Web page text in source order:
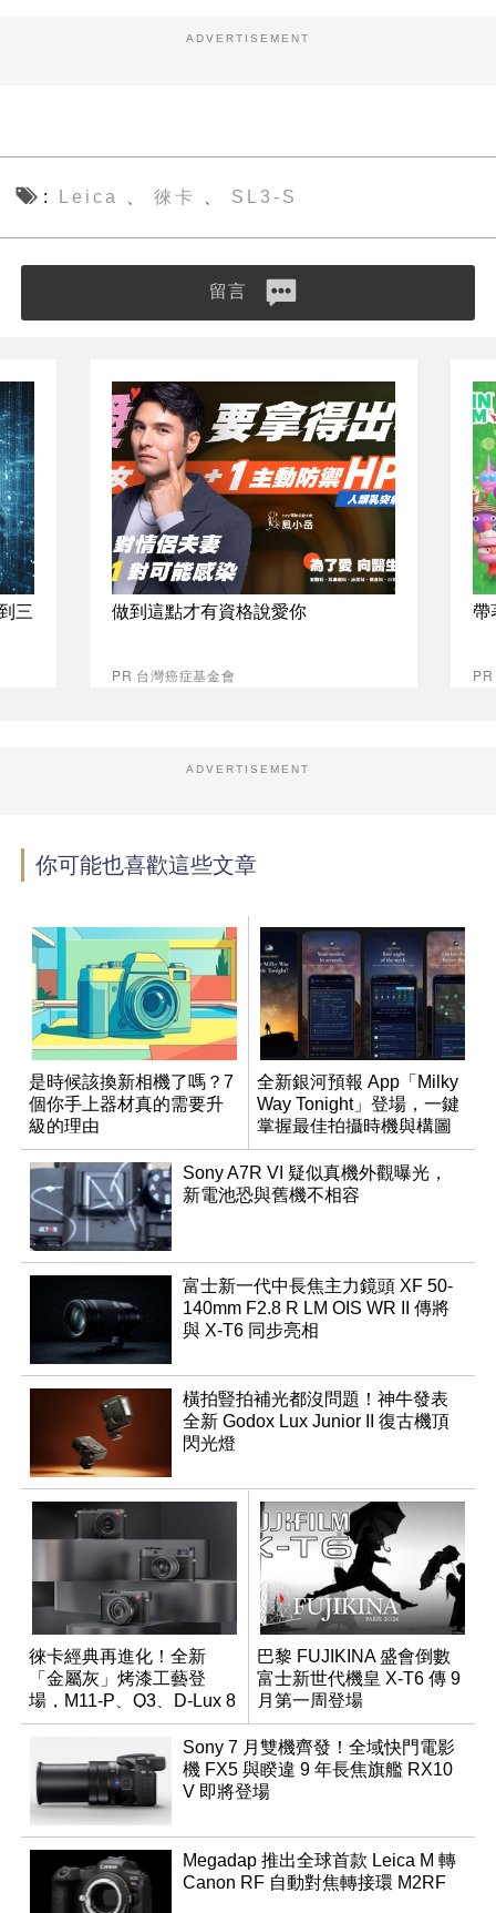
ADVERTISEMENT
Leica 徠卡 SL3-S
留言
三 做到這點才有資格說愛你
PR 台灣癌症基金會
帶
ADVERTISEMENT
你可能也喜歡這些文章
是時候該換新相機了嗎？7
個你手上器材真的需要升
級的理由
全新銀河預報 App「Milky
Way Tonight」登場，一鍵
掌握最佳拍攝時機與構圖
Sony A7R VI 疑似真機外觀曝光，
新電池恐與舊機不相容
富士新一代中長焦主力鏡頭 XF 50-
140mm F2.8 R LM OIS WR II 傳將
與 X-T6 同步亮相
橫拍豎拍補光都沒問題！神牛發表
全新 Godox Lux Junior II 復古機頂
閃光燈
徠卡經典再進化！全新
「金屬灰」烤漆工藝登
場，M11-P、Q3、D-Lux 8
領銜換裝
巴黎 FUJIKINA 盛會倒數
富士新世代機皇 X-T6 傳 9
月第一周登場
Sony 7 月雙機齊發！全域快門電影
機 FX5 與睽違 9 年長焦旗艦 RX10
V 即將登場
Megadap 推出全球首款 Leica M 轉
Canon RF 自動對焦轉接環 M2RF